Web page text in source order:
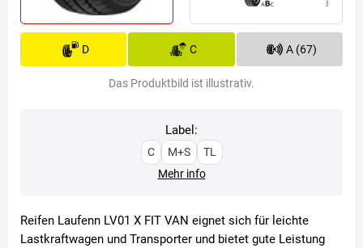
D C A (67)
Das Produktbild ist illustrativ.
Label:
C M+S
TL
Mehr info
Reifen Laufenn LV01 X FIT VAN eignet sich für leichte
Lastkraftwagen und Transporter und bietet gute Leistung